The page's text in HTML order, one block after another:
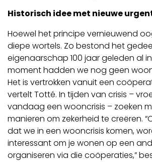
Historisch idee met nieuwe
Hoewel het principe vernieuwend
diepe wortels. Zo bestond het
eigenaarschap 100 jaar geleden al
moment hadden we nog geen
Het is vertrokken vanuit een
vertelt Totté. In tijden van crisis –
vandaag een wooncrisis – zoeken
manieren om zekerheid te creëren.
dat we in een wooncrisis komen,
interessant om je wonen op een
organiseren via die coöperaties,”